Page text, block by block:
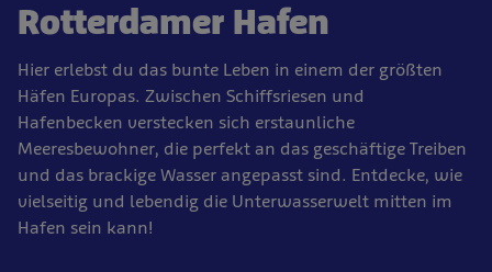
Rotterdamer Hafen
Hier erlebst du das bunte Leben in einem der größten
Häfen Europas. Zwischen Schiffsriesen und
Hafenbecken verstecken sich erstaunliche
Meeresbewohner, die perfekt an das geschäftige Treiben
und das brackige Wasser angepasst sind. Entdecke, wie
vielseitig und lebendig die Unterwasserwelt mitten im
Hafen sein kann!